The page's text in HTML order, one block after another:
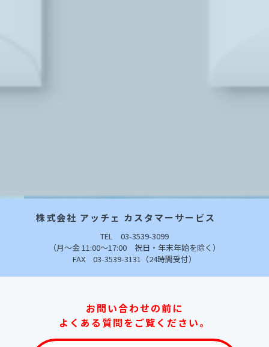
株式会社 アッチェ カスタマーサービス
TEL 03-3539-3099
（月～金 11:00～17:00 祝日・年末年始を除く）
FAX 03-3539-3131（24時間受付）
お問い合わせの前に
よくある質問をご覧ください。